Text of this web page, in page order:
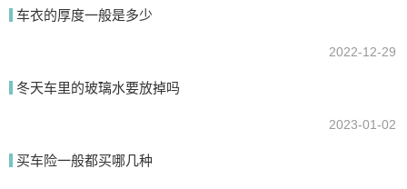
车衣的厚度一般是多少
2022-12-29
冬天车里的玻璃水要放掉吗
2023-01-02
买车险一般都买哪几种